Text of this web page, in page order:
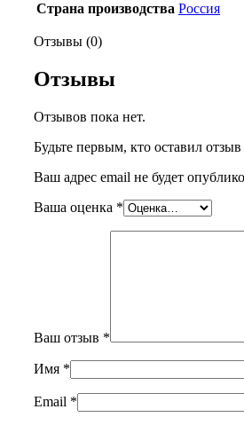
Страна производства Россия
Отзывы (0)
Отзывы
Отзывов пока нет.
Будьте первым, кто оставил
Ваш адрес email не будет
Ваша оценка *
Ваш отзыв *
Имя *
Email *